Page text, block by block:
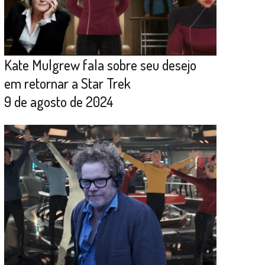
Kate Mulgrew fala sobre seu desejo
em retornar a Star Trek
9 de agosto de 2024